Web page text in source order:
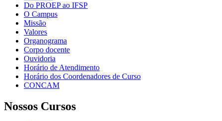
Do PROEP ao IFSP
O Campus
Missão
Valores
Organograma
Corpo docente
Ouvidoria
Horário de Atendimento
Horário dos Coordenadores de Curso
CONCAM
Nossos Cursos